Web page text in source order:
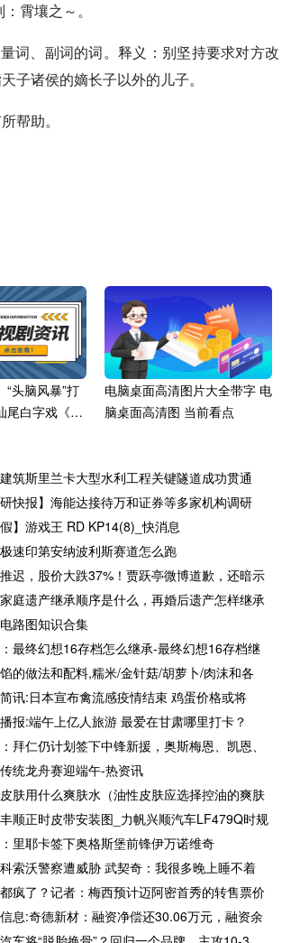
霄壤之～。
词、副词的词。释义：别坚持要求对方改
子诸侯的嫡长子以外的儿子。
帮助。
“头脑风暴”打
尾白字戏《草
电脑桌面高清图片大全带字 电
脑桌面高清图 当前看点
“AI大赢家”
”有答案了？_
星期四分享：一位校长用四种
状态来定义管理者的松弛感优
秀的管理者不
产需要多久的
每日消息!南方地区有大范围持
续性强降水 华北黄淮将现持续
性高温
事_仝卓事件
绝了！4队交易方案出炉，快
船得到保罗，湖人得到格林、
考文顿
筑斯里兰卡大型水利工程关键隧道成功贯通
研快报】海能达接待万和证券等多家机构调研
假】游戏王 RD KP14(8)_快消息
速印第安纳波利斯赛道怎么跑
迟，股价大跌37%！贾跃亭微博道歉，还暗示
庭遗产继承顺序是什么，再婚后遗产怎样继承
路图知识合集
最终幻想16存档怎么继承-最终幻想16存档继
的做法和配料,糯米/金针菇/胡萝卜/肉沫和各
讯:日本宣布禽流感疫情结束 鸡蛋价格或将
报:端午上亿人旅游 最爱在甘肃哪里打卡？
拜仁仍计划签下中锋新援，奥斯梅恩、凯恩、
统龙舟赛迎端午-热资讯
肤用什么爽肤水（油性皮肤应选择控油的爽肤
顺正时皮带安装图_力帆兴顺汽车LF479Q时规
里耶卡签下奥格斯堡前锋伊万诺维奇
索沃警察遭威胁 武契奇：我很多晚上睡不着
疯了？记者：梅西预计迈阿密首秀的转售票价
息:奇德新材：融资净偿还30.06万元，融资余